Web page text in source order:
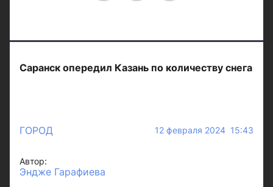
Саранск опередил Казань по количеству снега
ГОРОД 12 февраля 2024 15:43
Автор:
Эндже Гарафиева